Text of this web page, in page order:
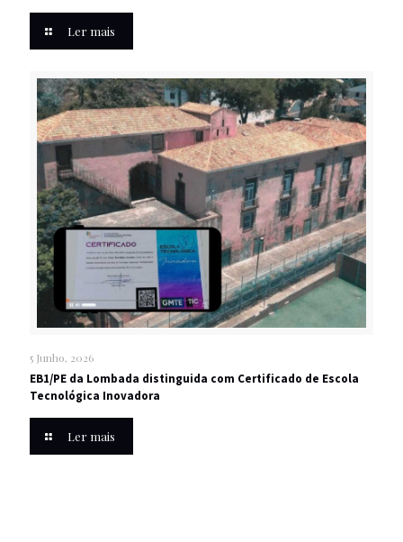
Ler mais
5 Junho, 2026
EB1/PE da Lombada distinguida com Certificado de Escola
Tecnológica Inovadora
Ler mais